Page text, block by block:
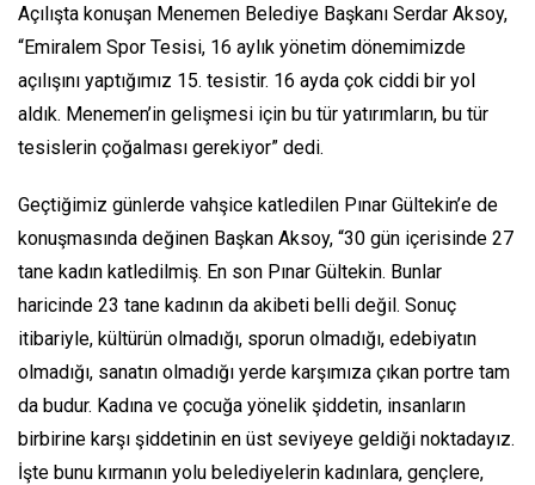
Açılışta konuşan Menemen Belediye Başkanı Serdar Aksoy,
“Emiralem Spor Tesisi, 16 aylık yönetim dönemimizde
açılışını yaptığımız 15. tesistir. 16 ayda çok ciddi bir yol
aldık. Menemen’in gelişmesi için bu tür yatırımların, bu tür
tesislerin çoğalması gerekiyor” dedi.
Geçtiğimiz günlerde vahşice katledilen Pınar Gültekin’e de
konuşmasında değinen Başkan Aksoy, “30 gün içerisinde 27
tane kadın katledilmiş. En son Pınar Gültekin. Bunlar
haricinde 23 tane kadının da akibeti belli değil. Sonuç
itibariyle, kültürün olmadığı, sporun olmadığı, edebiyatın
olmadığı, sanatın olmadığı yerde karşımıza çıkan portre tam
da budur. Kadına ve çocuğa yönelik şiddetin, insanların
birbirine karşı şiddetinin en üst seviyeye geldiği noktadayız.
İşte bunu kırmanın yolu belediyelerin kadınlara, gençlere,